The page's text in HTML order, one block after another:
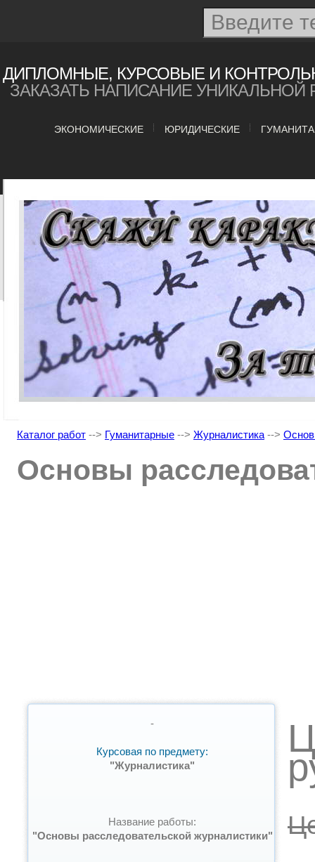
ДИПЛОМНЫЕ, КУРСОВЫЕ И
ЗАКАЗАТЬ НАПИСАНИЕ
ЭКОНОМИЧЕСКИЕ ЮРИДИЧЕСКИЕ
Каталог работ --> Гуманитарные --> Журналистика -->
Основы
-
Курсовая по предмету:
"Журналистика"
Название работы:
"Основы расследовательской журналистики"